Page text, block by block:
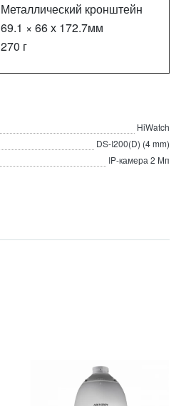
Металлический кронштейн
69.1 × 66 х 172.7мм
270 г
HiWatch
DS-I200(D) (4 mm)
IP-камера 2 Мп